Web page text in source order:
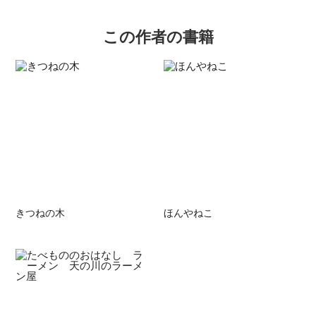
この作者の書籍
きつねの木 ほんやねこ